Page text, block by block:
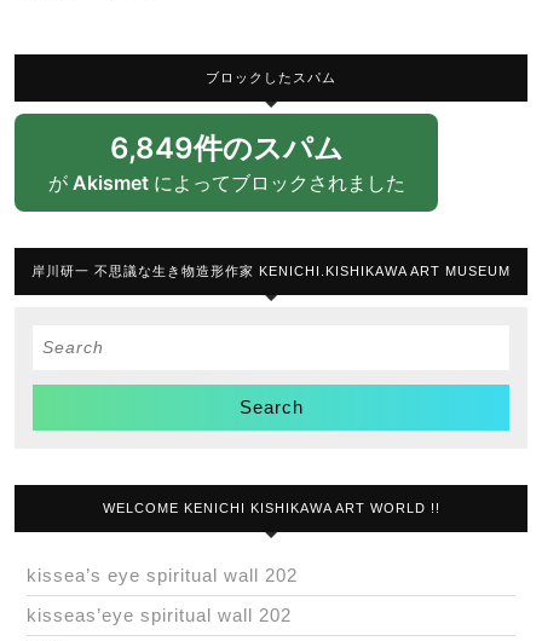
ブロックしたスパム
6,849件のスパム
が Akismetによってブロックされました
岸川研一 不思議な生き物造形作家 KENICHI.KISHIKAWA ART MUSEUM
Search
WELCOME KENICHI KISHIKAWA ART WORLD !!
kissea’s eye spiritual wall 202
kisseas’eye spiritual wall 202